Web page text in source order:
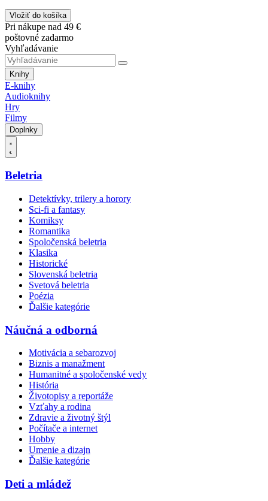
Vložiť do košíka
Pri nákupe nad 49 €
poštovné zadarmo
Vyhľadávanie
Knihy
E-knihy
Audioknihy
Hry
Filmy
Doplnky
Beletria
Detektívky, trilery a horory
Sci-fi a fantasy
Komiksy
Romantika
Spoločenská beletria
Klasika
Historické
Slovenská beletria
Svetová beletria
Poézia
Ďalšie kategórie
Náučná a odborná
Motivácia a sebarozvoj
Biznis a manažment
Humanitné a spoločenské vedy
História
Životopisy a reportáže
Vzťahy a rodina
Zdravie a životný štýl
Počítače a internet
Hobby
Umenie a dizajn
Ďalšie kategórie
Deti a mládež